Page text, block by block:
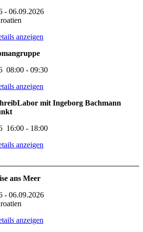
- 06.09.2026
anzeigen
08:00 - 09:30
anzeigen
mit Ingeborg Bachmann
16:00 - 18:00
anzeigen
ans Meer
- 06.09.2026
anzeigen